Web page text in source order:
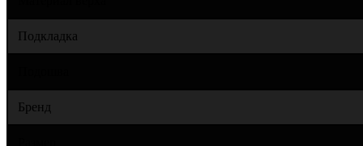
Подкладка
Бренд